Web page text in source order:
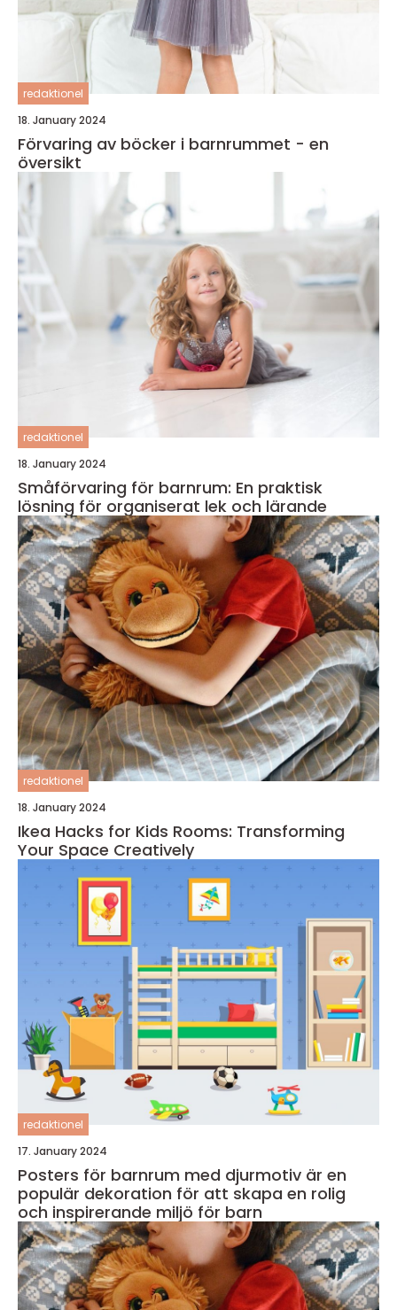
redaktionel
18. January 2024
Förvaring av böcker i barnrummet - en
översikt
redaktionel
18. January 2024
Småförvaring för barnrum: En praktisk
lösning för organiserat lek och lärande
redaktionel
18. January 2024
Ikea Hacks for Kids Rooms: Transforming
Your Space Creatively
redaktionel
17. January 2024
Posters för barnrum med djurmotiv är en
populär dekoration för att skapa en rolig
och inspirerande miljö för barn